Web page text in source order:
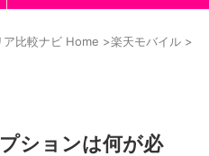
ア比較ナビ Home >楽天モバイル >
ションは何が必